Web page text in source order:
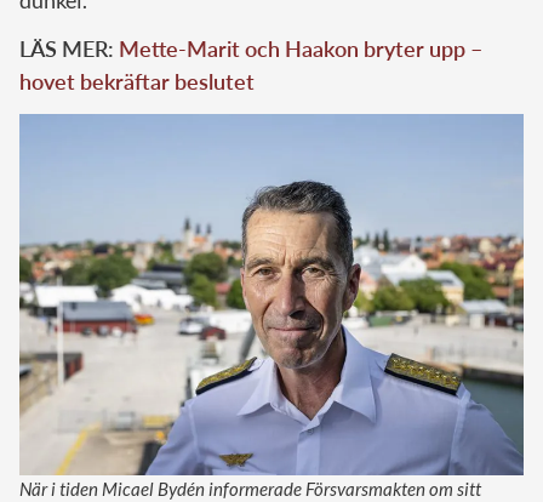
LÄS MER: Mette-Marit och Haakon bryter upp –
hovet bekräftar beslutet
När i tiden Micael Bydén informerade Försvarsmakten om sitt